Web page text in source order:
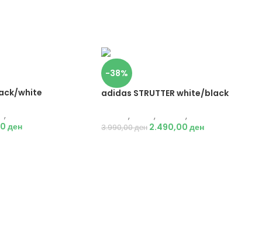
white
,
ден
-38%
adidas STRUTTER white/black
, , ,
3.990,00ден 2.490,00 ден